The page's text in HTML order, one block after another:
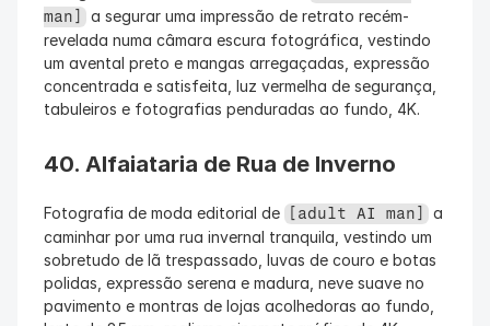
man] a segurar uma impressão de retrato recém-
revelada numa câmara escura fotográfica, vestindo
um avental preto e mangas arregaçadas, expressão
concentrada e satisfeita, luz vermelha de segurança,
tabuleiros e fotografias penduradas ao fundo, 4K.
40. Alfaiataria de Rua de Inverno
Fotografia de moda editorial de [adult AI man] a
caminhar por uma rua invernal tranquila, vestindo um
sobretudo de lã trespassado, luvas de couro e botas
polidas, expressão serena e madura, neve suave no
pavimento e montras de lojas acolhedoras ao fundo,